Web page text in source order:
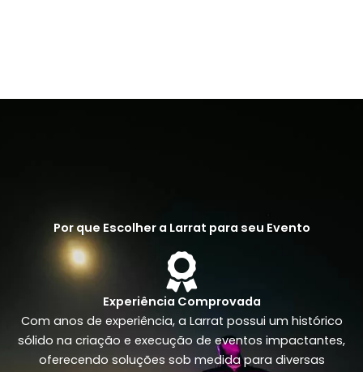
Por que Escolher a Larrat para seu Evento
Experiência Comprovada
Com anos de experiência, a Larrat possui um histórico
sólido na criação e execução de eventos impactantes,
oferecendo soluções sob medida para diversas